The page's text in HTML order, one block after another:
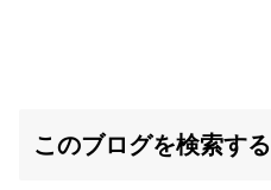
このブログを検索する